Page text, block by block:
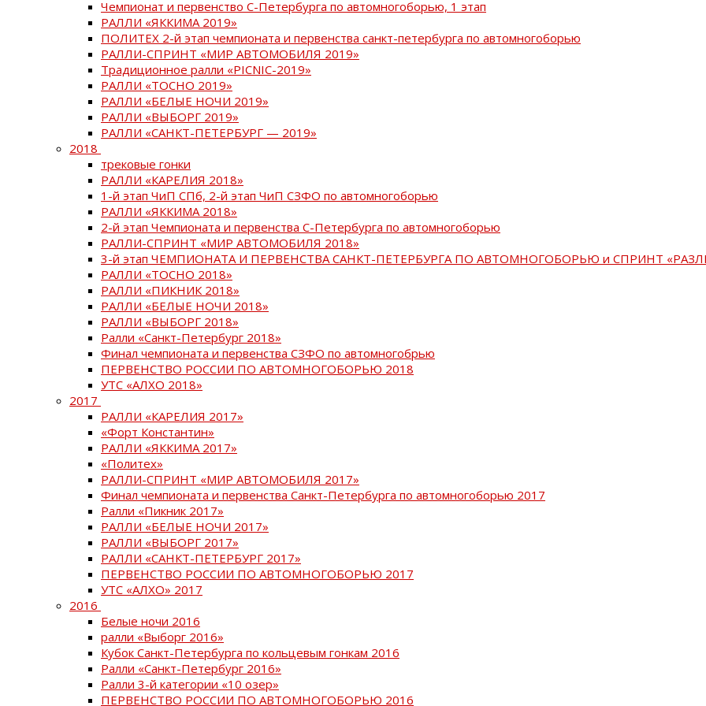
Чемпионат и первенство С-Петербурга по автомногоборью, 1 этап
РАЛЛИ «ЯККИМА 2019»
ПОЛИТЕХ 2-й этап чемпионата и первенства санкт-петербурга по автомногоборью
РАЛЛИ-СПРИНТ «МИР АВТОМОБИЛЯ 2019»
Традиционное ралли «PICNIC-2019»
РАЛЛИ «ТОСНО 2019»
РАЛЛИ «БЕЛЫЕ НОЧИ 2019»
РАЛЛИ «ВЫБОРГ 2019»
РАЛЛИ «САНКТ-ПЕТЕРБУРГ — 2019»
2018
трековые гонки
РАЛЛИ «КАРЕЛИЯ 2018»
1-й этап ЧиП СПб, 2-й этап ЧиП СЗФО по автомногоборью
РАЛЛИ «ЯККИМА 2018»
2-й этап Чемпионата и первенства С-Петербурга по автомногоборью
РАЛЛИ-СПРИНТ «МИР АВТОМОБИЛЯ 2018»
3-й этап ЧЕМПИОНАТА И ПЕРВЕНСТВА САНКТ-ПЕТЕРБУРГА ПО АВТОМНОГОБОРЬЮ и СПРИНТ
РАЛЛИ «ТОСНО 2018»
РАЛЛИ «ПИКНИК 2018»
РАЛЛИ «БЕЛЫЕ НОЧИ 2018»
РАЛЛИ «ВЫБОРГ 2018»
Ралли «Санкт-Петербург 2018»
Финал чемпионата и первенства СЗФО по автомногобрью
ПЕРВЕНСТВО РОССИИ ПО АВТОМНОГОБОРЬЮ 2018
УТС «АЛХО 2018»
2017
РАЛЛИ «КАРЕЛИЯ 2017»
«Форт Константин»
РАЛЛИ «ЯККИМА 2017»
«Политех»
РАЛЛИ-СПРИНТ «МИР АВТОМОБИЛЯ 2017»
Финал чемпионата и первенства Санкт-Петербурга по автомногоборью 2017
Ралли «Пикник 2017»
РАЛЛИ «БЕЛЫЕ НОЧИ 2017»
РАЛЛИ «ВЫБОРГ 2017»
РАЛЛИ «САНКТ-ПЕТЕРБУРГ 2017»
ПЕРВЕНСТВО РОССИИ ПО АВТОМНОГОБОРЬЮ 2017
УТС «АЛХО» 2017
2016
Белые ночи 2016
ралли «Выборг 2016»
Кубок Санкт-Петербурга по кольцевым гонкам 2016
Ралли «Санкт-Петербург 2016»
Ралли 3-й категории «10 озер»
ПЕРВЕНСТВО РОССИИ ПО АВТОМНОГОБОРЬЮ 2016